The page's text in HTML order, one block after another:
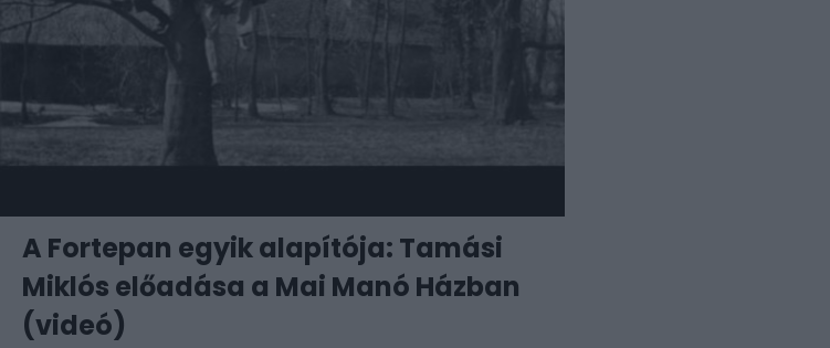
A Fortepan egyik alapítója: Tamási
Miklós előadása a Mai Manó Házban
(videó)